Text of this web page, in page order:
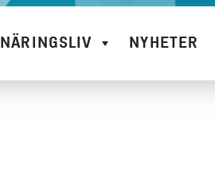
NÄRINGSLIV NYHETER